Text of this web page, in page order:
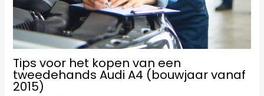
Tips voor het kopen van een
tweedehands Audi A4 (bouwjaar vanaf
2015)